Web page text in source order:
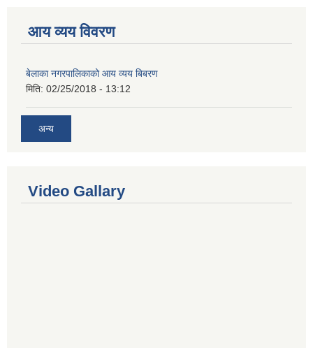
आय व्यय विवरण
बेलाका नगरपालिकाको आय व्यय बिबरण
मिति: 02/25/2018 - 13:12
अन्य
Video Gallary